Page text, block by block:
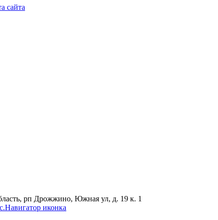
сайта
рп Дрожжино, Южная ул, д. 19 к. 1